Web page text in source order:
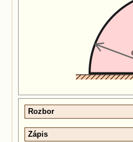
Rozbor
Zápis